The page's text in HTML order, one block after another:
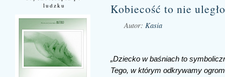
ludzku
Kobiecość to nie
Autor: Kasia
„Dziecko w baśniach to
Tego, w którym odkrywamy